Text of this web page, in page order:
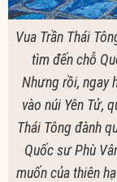
Vua Trần Thái
tìm đến chỗ
Nhưng rồi, ngay
vào núi Yên Tử,
Thái Tông đành
Quốc sư Phù
muốn của thiên